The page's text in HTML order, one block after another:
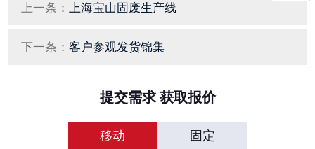
上一条： 上海宝山固废生产线
下一条： 客户参观发货锦集
提交需求 获取报价
移动 固定